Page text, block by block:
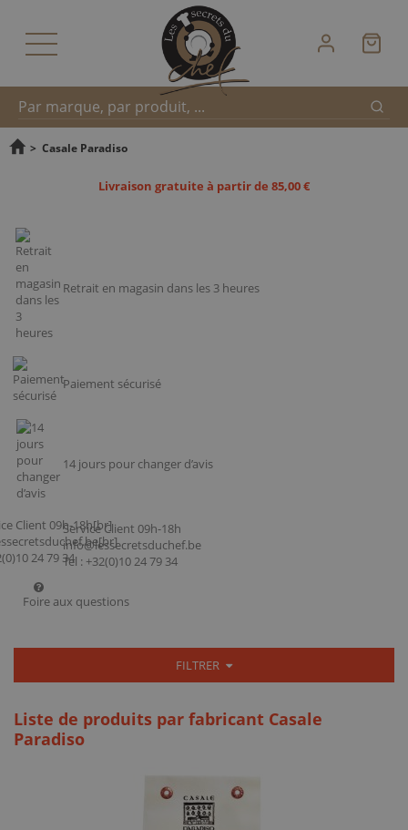
Recherche
> Casale Paradiso
Livraison gratuite à partir de 85,00 €
Retrait en magasin dans les 3 heures
Paiement sécurisé
14 jours pour changer d’avis
Service Client 09h-18h
info@lessecretsduchef.be
Tel : +32(0)10 24 79 34
Foire aux questions
FILTRER
Liste de produits par fabricant Casale
Paradiso